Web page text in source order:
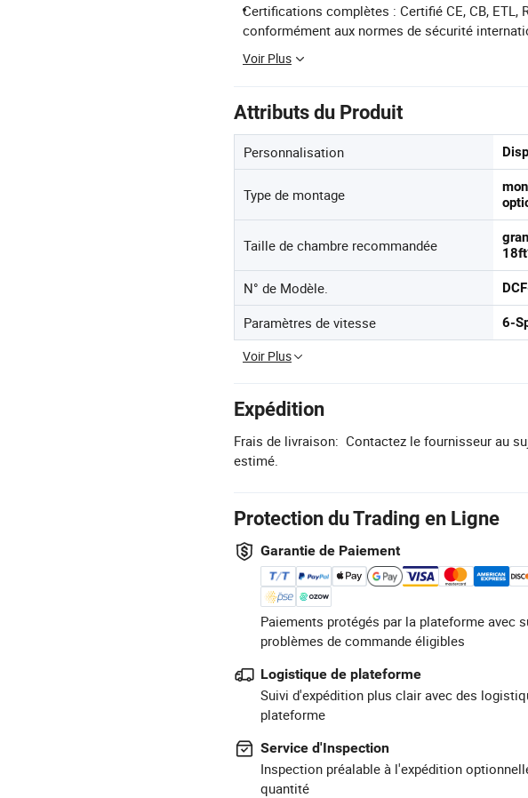
Certifications complètes : Certifié CE, CB, ETL,
conformément aux normes de sécurité
Voir Plus
Attributs du Produit
Personnalisation
Type de montage
Taille de chambre recommandée
N° de Modèle.
Paramètres de vitesse 6-
Voir Plus
Expédition
Frais de livraison: Contactez le fournisseur au
estimé.
Protection du Trading en Ligne
Garantie de Paiement
Paiements protégés par la plateforme avec
problèmes de commande éligibles
Logistique de plateforme
Suivi d'expédition plus clair avec des
plateforme
Service d'Inspection
Inspection préalable à l'expédition
quantité